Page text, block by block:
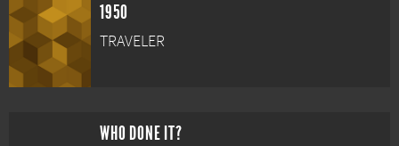
1950
TRAVELER
WHO DONE IT?